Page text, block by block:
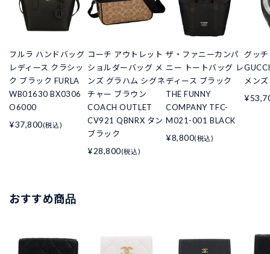
フルラ ハンドバッグ
レディース クラシッ
ク ブラック FURLA
WB01630 BX0306
O6000
¥37,800(税込)
コーチ アウトレット
ショルダーバッグ メ
ンズ グラハム シグネ
チャー ブラウン
COACH OUTLET
CV921 QBNRX タン
ブラック
¥28,800(税込)
ザ・ファニーカンパ
ニー トートバッグ レ
ディース ブラック
THE FUNNY
COMPANY TFC-
M021-001 BLACK
¥8,800(税込)
グッ
メン
おすすめ商品